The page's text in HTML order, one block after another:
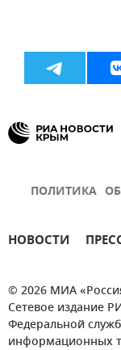
ПОЛИТИКА
НОВОСТИ
© 2026 МИА
Сетевое издание
Федеральной
информационных